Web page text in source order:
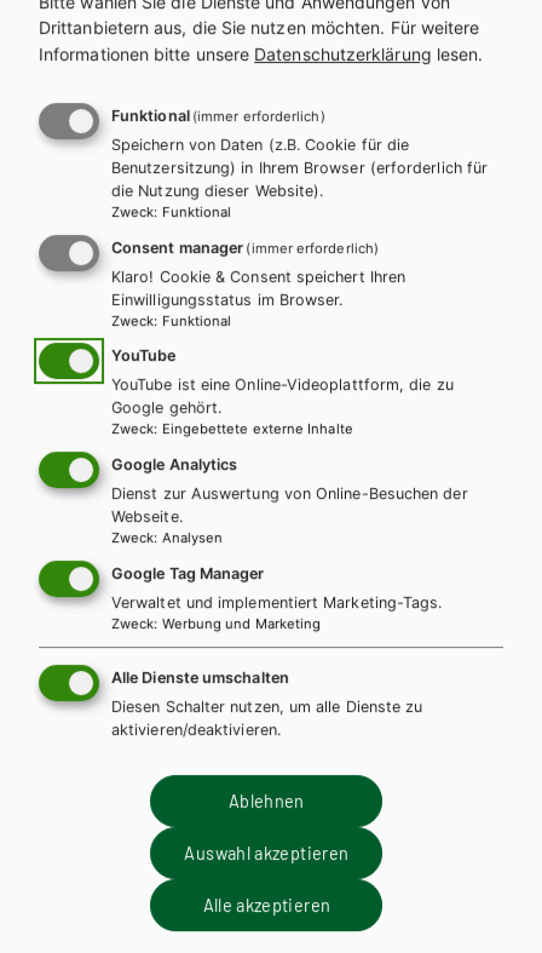
HTL/FS
Bautechnik: Konstruktion 2 - Ausbau,
Bauphysik, Sanierung, Außenanlagen
Lehrbuch + E-Book Lehrbuch E-Book Solo
Baubetrieb kompakt
Drittanbietern aus, die Sie nutzen möchten. Für weitere
Informationen bitte unsere Datenschutzerklärung lesen.
Funktional (immer erforderlich)
Speichern von Daten (z.B. Cookie für die
Benutzersitzung) in Ihrem Browser (erforderlich für
die Nutzung dieser Website).
Zweck: Funktional
Consent manager (immer erforderlich)
Klaro! Cookie & Consent speichert Ihren
Einwilligungsstatus im Browser.
Zweck: Funktional
YouTube
YouTube ist eine Online-Videoplattform, die zu
Google gehört.
Zweck: Eingebettete externe Inhalte
Google Analytics
Dienst zur Auswertung von Online-Besuchen der
Webseite.
Zweck: Analysen
Google Tag Manager
Verwaltet und implementiert Marketing-Tags.
Zweck: Werbung und Marketing
Alle Dienste umschalten
Diesen Schalter nutzen, um alle Dienste zu
aktivieren/deaktivieren.
Ablehnen
Auswahl akzeptieren
Alle akzeptieren